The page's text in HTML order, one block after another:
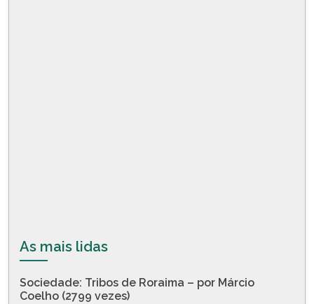
As mais lidas
Sociedade: Tribos de Roraima – por Márcio
Coelho (2799 vezes)